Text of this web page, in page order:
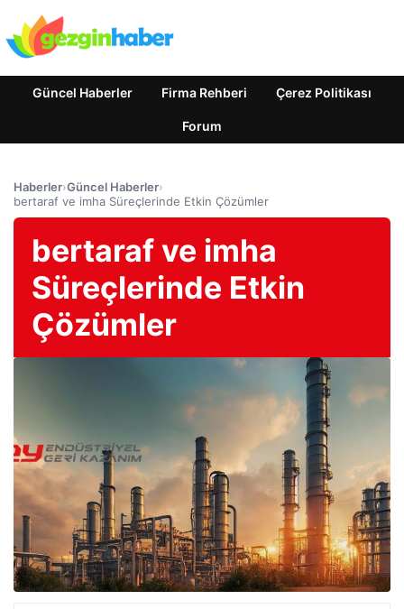
Güncel Haberler Firma Rehberi Çerez Politikası
Forum
Haberler›Güncel Haberler›
bertaraf ve imha Süreçlerinde Etkin Çözümler
bertaraf ve imha
Süreçlerinde Etkin
Çözümler